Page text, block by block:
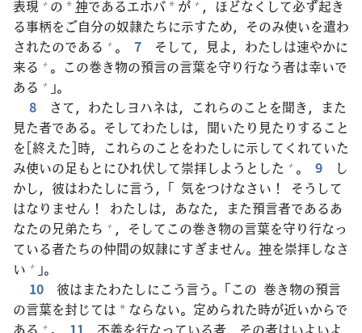
表現 + の * 神であるエホバ * が + ，ほどなくして必ず起き
る事柄をご自分の奴隷たちに示すため，そのみ使いを遣わ
されたのである + 。 7 そして， 見よ，わたしは速やかに
来る + 。この巻き物の預言の言葉を守り行なう者は幸いで
ある + 」。
8
さて，わたしヨハネは，これらのことを聞き，また
見た者である。そしてわたしは， 聞いたり 見たりすること
を[終えた]時，これらのことをわたしに示してくれていた
み使いの足もとにひれ伏して崇拝しようとした + 。 9
し
かし， 彼はわたしに言う，「 気をつけなさい！ そうして
はなりません！ わたしは，あなた，また預言者であるあ
なたの兄弟たち + ，そしてこの巻き物の言葉を守り行なっ
ている者たちの仲間の奴隷にすぎません。 神を崇拝しなさ
い + 」。
10
彼はまたわたしにこう言う。「この 巻き物の預言
の言葉を封じては * ならない。 定められた時が近いからで
ある + 。 11 不義を行なっている者，その者はいよいよ